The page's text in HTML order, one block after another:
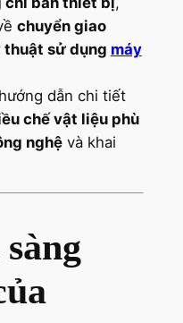
chuyển giao
thuật sử dụng máy
dẫn chi tiết
chế vật liệu phù
nghệvà khai